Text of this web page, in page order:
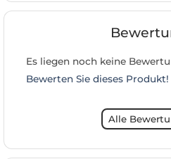
Es liegen noch keine
Bewerten Sie dieses Produkt!
Alle